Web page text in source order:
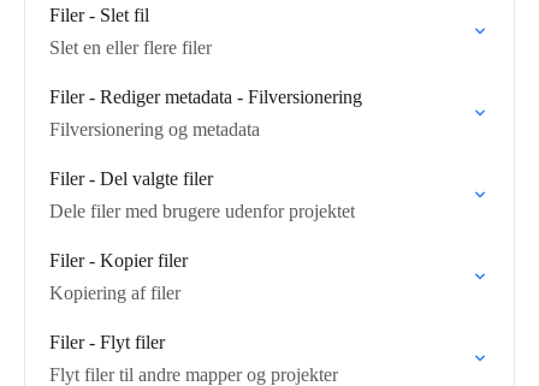
Filer - Slet fil
Slet en eller flere filer
Filer - Rediger metadata - Filversionering
Filversionering og metadata
Filer - Del valgte filer
Dele filer med brugere udenfor projektet
Filer - Kopier filer
Kopiering af filer
Filer - Flyt filer
Flyt filer til andre mapper og projekter